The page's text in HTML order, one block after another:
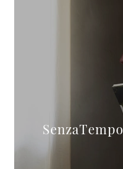
SenzaTempo